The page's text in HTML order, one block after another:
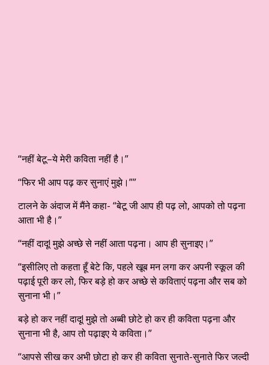
“नहीं बेटू–ये मेरी कविता नहीं है।”
“फिर भी आप पढ़ कर सुनाएं मुझे।””
टालने के अंदाज में मैंने कहा- “बेटू जी आप ही पढ़ लो, आपको तो पढ़ना
आता भी है।”
“नहीं दादू! मुझे अच्छे से नहीं आता पढ़ना। आप ही सुनाइए।”
“इसीलिए तो कहता हूँ बेटे कि, पहले खूब मन लगा कर अपनी स्कूल की
पढ़ाई पूरी कर लो, फिर बड़े हो कर अच्छे से कविताएं पढ़ना और सब को
सुनाना भी।”
बड़े हो कर नहीं दादू! मुझे तो अब्बी छोटे हो कर ही कविता पढ़ना और
सुनाना भी है, आप तो पढ़ाइए ये कविता।”
“आपसे सीख कर अभी छोटा हो कर ही कविता सुनाते-सुनाते फिर जल्दी